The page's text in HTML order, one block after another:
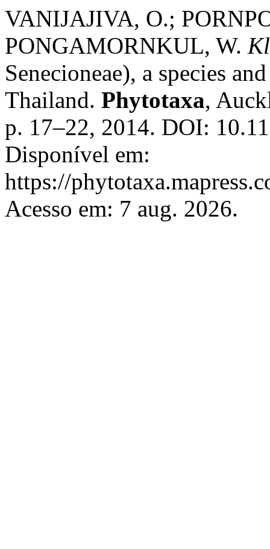
VANIJAJIVA, O.;
PONGAMORNKUL, W.
Senecioneae), a species
Thailand. Phytotaxa,
p. 17–22, 2014. DOI:
Disponível em:
https://
Acesso em: 7 aug. 2026.